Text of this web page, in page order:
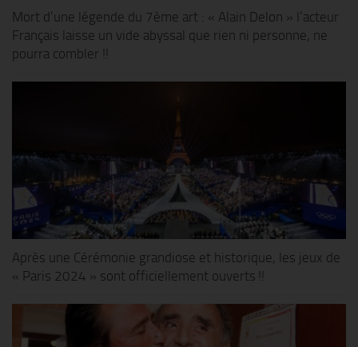
Mort d’une légende du 7ème art : « Alain Delon » l’acteur
Français laisse un vide abyssal que rien ni personne, ne
pourra combler !!
Après une Cérémonie grandiose et historique, les jeux de
« Paris 2024 » sont officiellement ouverts !!